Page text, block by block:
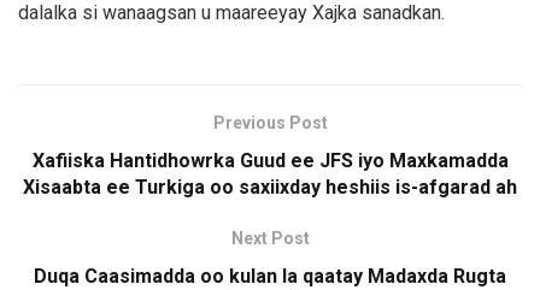
dalalka si wanaagsan u maareeyay Xajka sanadkan.
Previous Post
Xafiiska Hantidhowrka Guud ee JFS iyo Maxkamadda
Xisaabta ee Turkiga oo saxiixday heshiis is-afgarad ah
Next Post
Duqa Caasimadda oo kulan la qaatay Madaxda Rugta